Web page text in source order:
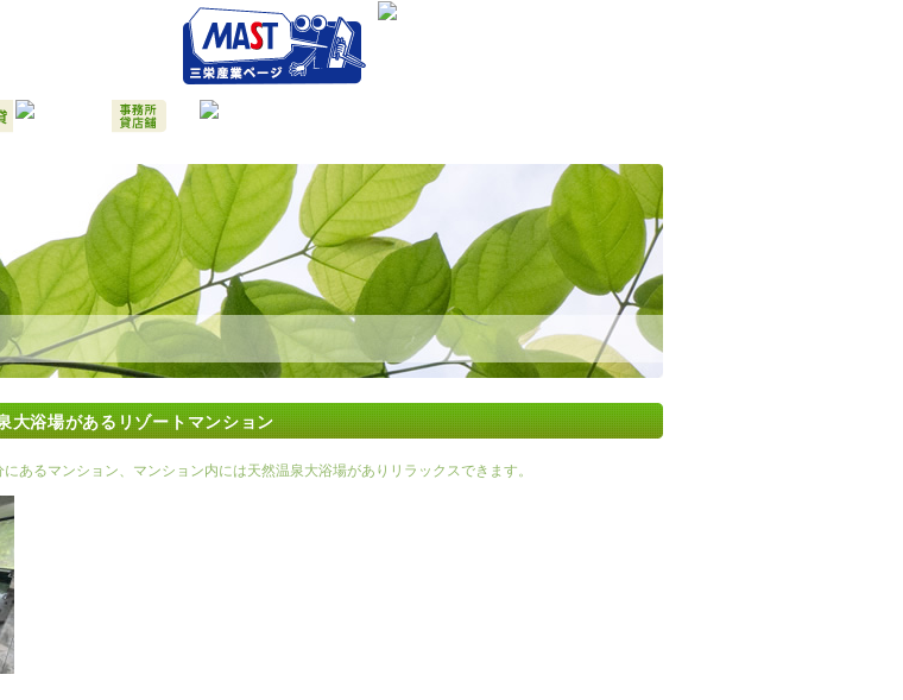
大浴場があるリゾートマンション
あるマンション、マンション内には天然温泉大浴場がありリラックスできます。